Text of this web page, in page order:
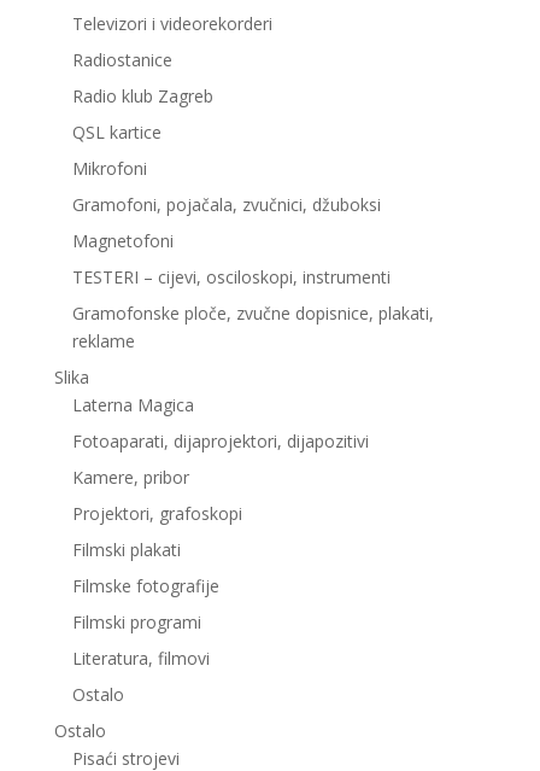
Televizori i videorekorderi
Radiostanice
Radio klub Zagreb
QSL kartice
Mikrofoni
Gramofoni, pojačala, zvučnici, džuboksi
Magnetofoni
TESTERI – cijevi, osciloskopi, instrumenti
Gramofonske ploče, zvučne dopisnice, plakati,
reklame
Slika
Laterna Magica
Fotoaparati, dijaprojektori, dijapozitivi
Kamere, pribor
Projektori, grafoskopi
Filmski plakati
Filmske fotografije
Filmski programi
Literatura, filmovi
Ostalo
Ostalo
Pisaći strojevi